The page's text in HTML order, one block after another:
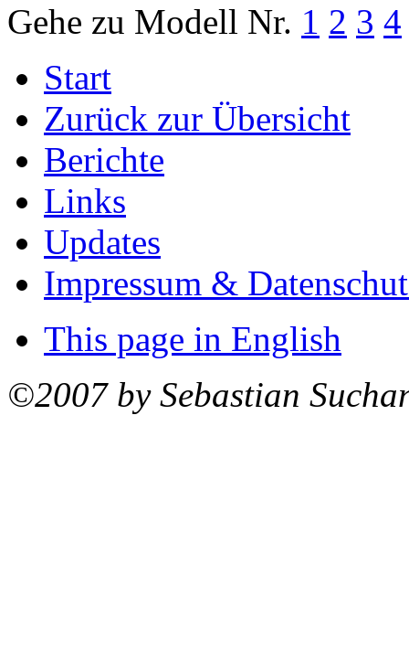
Gehe zu Modell Nr. 1 2 3 4
Start
Zurück zur Übersicht
Berichte
Links
Updates
Impressum &
This page in English
©2007 by Sebastian